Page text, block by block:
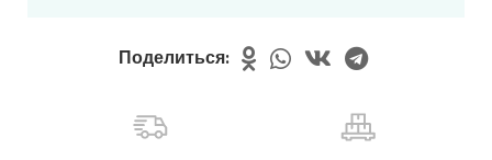
Поделиться: